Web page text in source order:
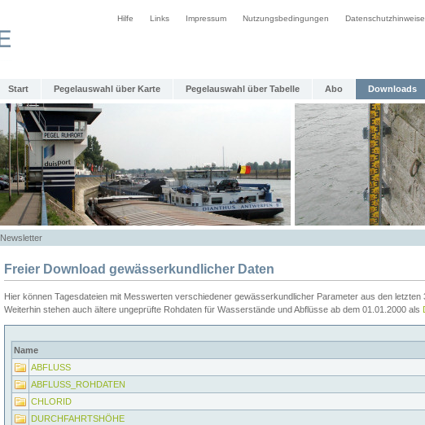
Hilfe Links Impressum Nutzungsbedingungen Datenschutzhinweise
Start Pegelauswahl über Karte Pegelauswahl über Tabelle Abo Downloads
Newsletter
Freier Download gewässerkundlicher Daten
Hier können Tagesdateien mit Messwerten verschiedener gewässerkundlicher Parameter aus den letzten
Weiterhin stehen auch ältere ungeprüfte Rohdaten für Wasserstände und Abflüsse ab dem 01.01.2000 als
Name
ABFLUSS
ABFLUSS_ROHDATEN
CHLORID
DURCHFAHRTSHÖHE